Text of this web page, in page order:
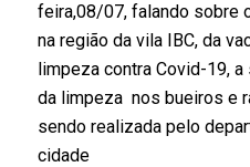
feira,08/07, falando sobre
na região da vila IBC, da
limpeza contra Covid-19,
da limpeza nos bueiros e
sendo realizada pelo
cidade